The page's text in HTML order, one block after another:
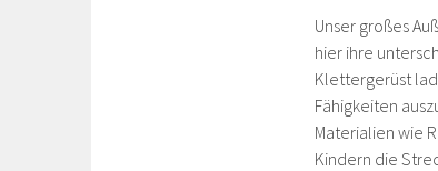
Unser großes
hier ihre
Klettergerüst
Fähigkeiten
Materialien wie
Kindern die